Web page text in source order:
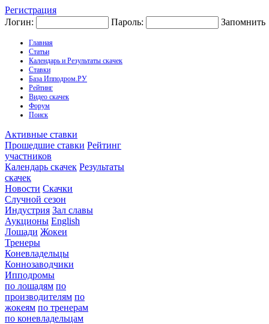
Регистрация
Логин:
Пароль: Запомнить
Главная
Статьи
Календарь и Результаты скачек
Ставки
База Ипподром.РУ
Рейтинг
Видео скачек
Форум
Поиск
Активные ставки
Прошедшие ставки Рейтинг
участников
Календарь скачек Результаты
скачек
Новости Скачки
Случной сезон
Индустрия Зал славы
Аукционы English
Лошади Жокеи
Тренеры
Коневладельцы
Коннозаводчики
Ипподромы
по лошадям по
производителям по
жокеям по тренерам
по коневладельцам